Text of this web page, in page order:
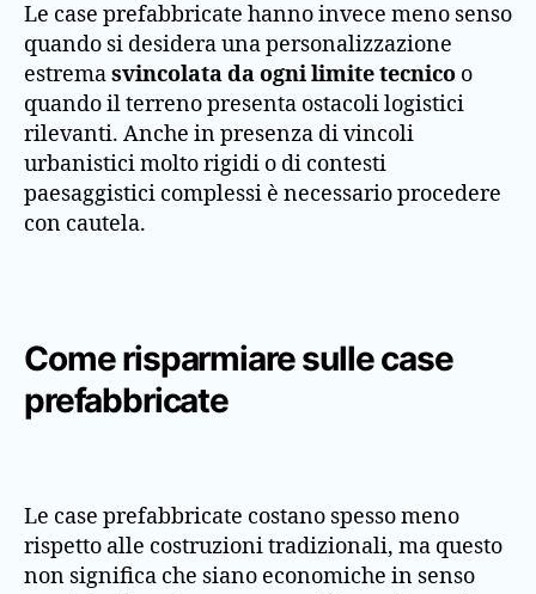
Le case prefabbricate hanno invece meno senso
quando si desidera una personalizzazione
estremasvincolata da ogni limite tecnico o
quando il terreno presenta ostacoli logistici
rilevanti. Anche in presenza di vincoli
urbanistici molto rigidi o di contesti
paesaggistici complessi è necessario procedere
con cautela.
Come risparmiare sulle case
prefabbricate
Le case prefabbricate costano spesso meno
rispetto alle costruzioni tradizionali, ma questo
non significa che siano economiche in senso